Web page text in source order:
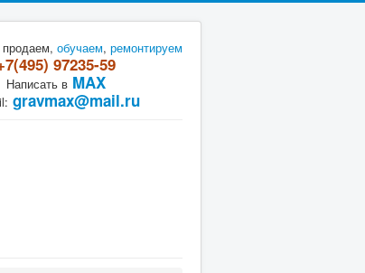
обучаем, ремонтируем
97235-59
Написать в MAX
gravmax@mail.ru